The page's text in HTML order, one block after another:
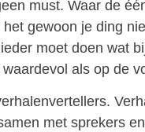
must. Waar de
gewoon je ding
moet doen wat
als op de
met sprekers